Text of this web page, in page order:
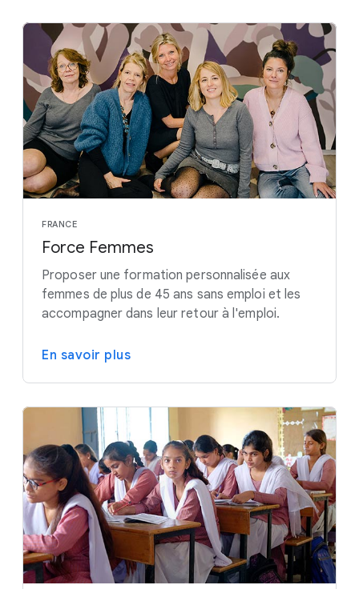
FRANCE
Force Femmes
Proposer une formation personnalisée aux
femmes de plus de 45 ans sans emploi et les
accompagner dans leur retour à l'emploi.
En savoir plus